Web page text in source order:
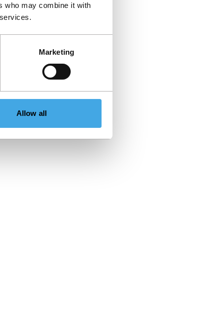
who may combine it with
Marketing
Allow all